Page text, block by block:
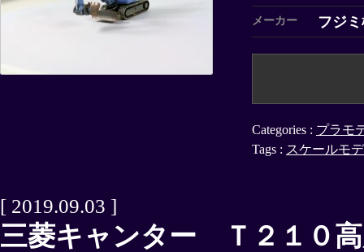
メーカー フジ
Categories : プラモ
Tags : スケールモ
[ 2019.09.03 ]
三菱キャンター Ｔ２１０